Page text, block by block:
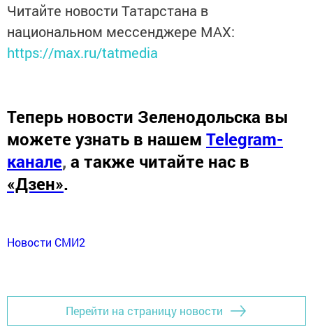
Читайте новости Татарстана в
национальном мессенджере MАХ:
https://max.ru/tatmedia
Теперь новости Зеленодольска вы
можете узнать в нашем Telegram-
канале, а также читайте нас в
«Дзен».
Новости СМИ2
Перейти на страницу новости